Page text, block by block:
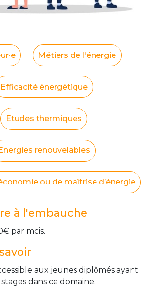
Métiers de l'énergie
Efficacité énergétique
Etudes thermiques
Energies renouvelables
ou de maîtrise d’énergie
à l'embauche
par mois.
aux jeunes diplômés ayant
dans ce domaine.